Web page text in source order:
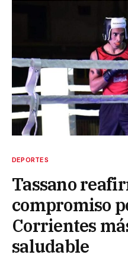
DEPORTES
Tassano
compromiso
Corrientes
saludable